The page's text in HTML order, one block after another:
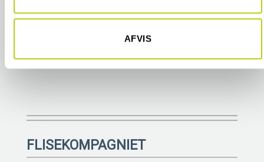
AFVIS
VI TAGER FORBEHOLD FOR FEJL, PRISÆNDRINGER OG UDGÅEDE
FLISEKOMPAGNIET